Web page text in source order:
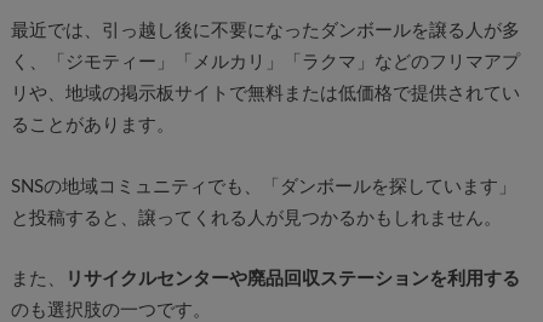
最近では、引っ越し後に不要になったダンボールを譲る人が多
く、「ジモティー」「メルカリ」「ラクマ」などのフリマアプ
リや、地域の掲示板サイトで無料または低価格で提供されてい
ることがあります。
SNSの地域コミュニティでも、「ダンボールを探しています」
と投稿すると、譲ってくれる人が見つかるかもしれません。
また、
リサイクルセンターや廃品回収ステーションを利用する
のも選択肢の一つです。